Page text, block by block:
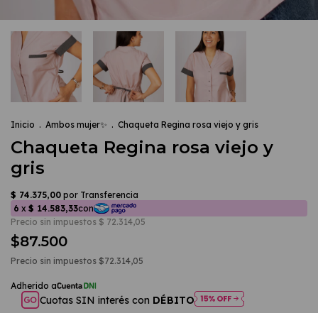
Inicio . Ambos mujer✨ . Chaqueta Regina rosa viejo y gris
Chaqueta Regina rosa viejo y
gris
$87.500
Precio sin impuestos $72.314,05
Cuotas SIN interés con DÉBITO